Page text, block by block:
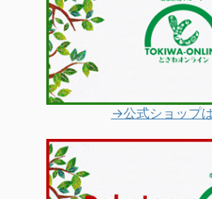
→公式ショップ